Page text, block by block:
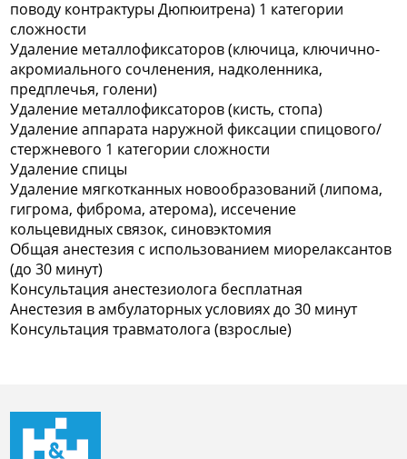
поводу контрактуры Дюпюитрена) 1 категории
сложности
Удаление металлофиксаторов (ключица, ключично-
акромиального сочленения, надколенника,
предплечья, голени)
Удаление металлофиксаторов (кисть, стопа)
Удаление аппарата наружной фиксации спицового/
стержневого 1 категории сложности
Удаление спицы
Удаление мягкотканных новообразований (липома,
гигрома, фиброма, атерома), иссечение
кольцевидных связок, синовэктомия
Общая анестезия с использованием миорелаксантов
(до 30 минут)
Консультация анестезиолога бесплатная
Анестезия в амбулаторных условиях до 30 минут
Консультация травматолога (взрослые)